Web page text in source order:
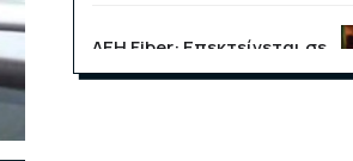
ΔΕΗ Fiber: Επεκτείνεται σε
15 νέες περιοχές σε Αττική